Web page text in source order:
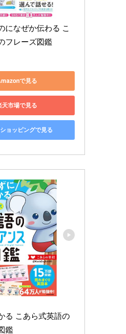
になぜか伝わる こ
フレーズ図鑑
で見る
天市場で見る
ョッピングで見る
る こあら式英語の
鑑